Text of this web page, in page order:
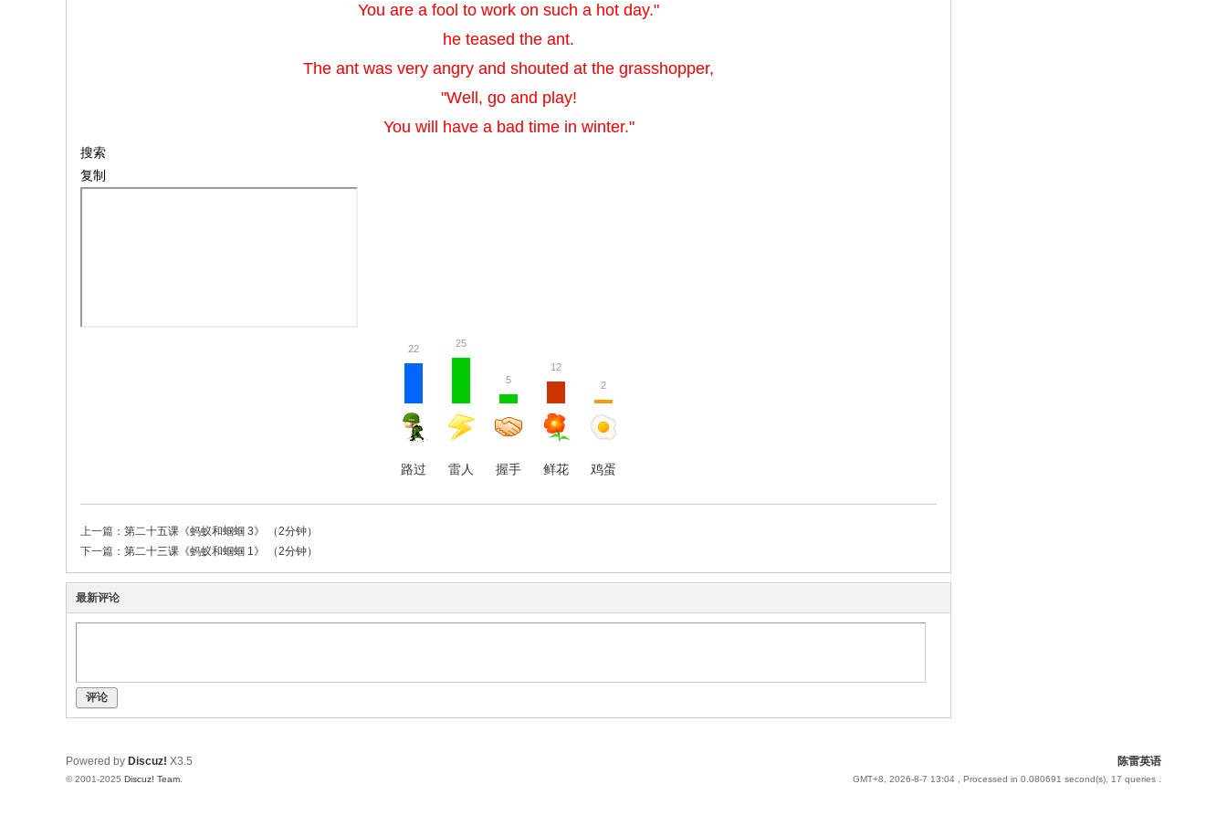
You are a fool to work on such a hot day."
he teased the ant.
The ant was very angry and shouted at the grasshopper,
"Well, go and play!
You will have a bad time in winter."
搜索
复制
22
路过
25
雷人
5
握手
12
鲜花
2
鸡蛋
上一篇： 第二十五课《蚂蚁和蝈蝈 3》 （2分钟）
下一篇： 第二十三课《蚂蚁和蝈蝈 1》 （2分钟）
最新评论
评论
陈雷英语
GMT+8, 2026-8-7 13:04 , Processed in 0.080691 second(s), 17 queries .
Powered by Discuz! X3.5
© 2001-2025 Discuz! Team